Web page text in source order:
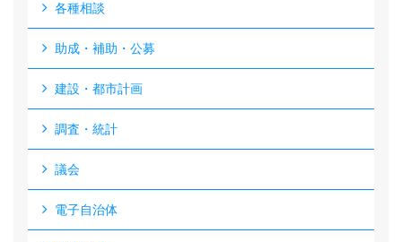
各種相談
助成・補助・公募
建設・都市計画
調査・統計
議会
電子自治体